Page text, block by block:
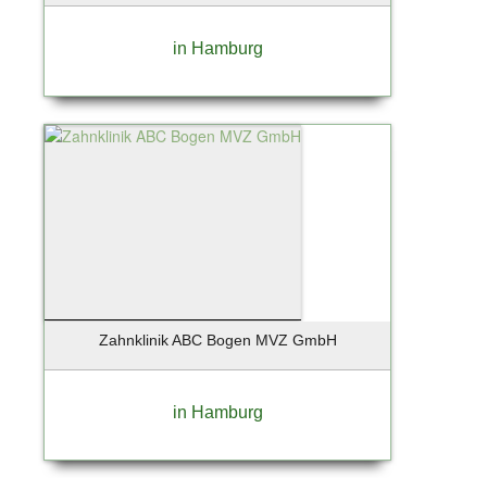
in Hamburg
Zahnklinik ABC Bogen MVZ GmbH
in Hamburg